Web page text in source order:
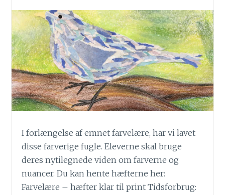
I forlængelse af emnet farvelære, har vi lavet
disse farverige fugle. Eleverne skal bruge
deres nytilegnede viden om farverne og
nuancer. Du kan hente hæfterne her:
Farvelære – hæfter klar til print Tidsforbrug: